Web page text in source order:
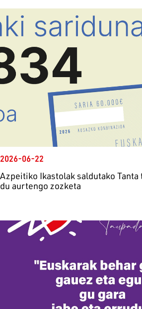
2026-06-22
Azpeitiko Ikastolak saldutako
du aurtengo zozketa